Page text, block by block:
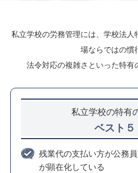
私立学校の労務管理には、学校法人
場ならではの慣
法令対応の複雑さといった特有
私立学校の特有
ベスト５
残業代の支払い方が公務
が顕在化している